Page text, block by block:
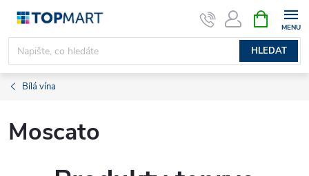
Přejít
obsah
HLEDAT
NÁKUPNÍ
KOŠÍK
Bílá vína
Moscato